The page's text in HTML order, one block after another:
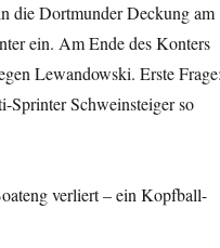
die Dortmunder Deckung am
ein. Am Ende des Konters
Lewandowski. Erste
Schweinsteiger so
verliert – ein Kopfball-